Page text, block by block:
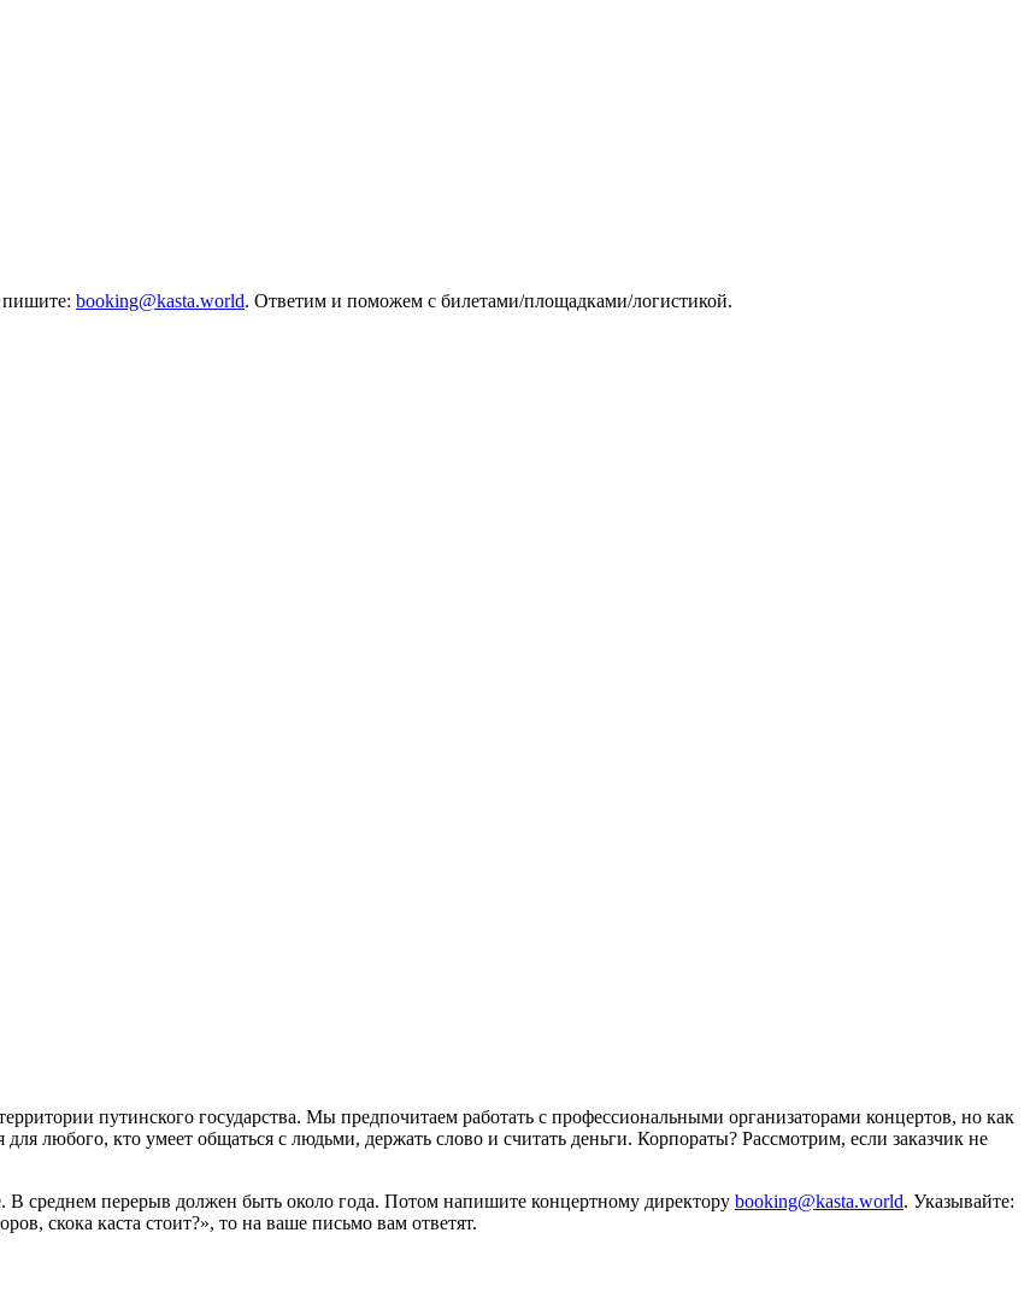
пишите: booking@kasta.world. Ответим и поможем с билетами/площадками/логистикой.
путинского государства. Мы предпочитаем работать с профессиональными организаторами концертов, но как
любого, кто умеет общаться с людьми, держать слово и считать деньги. Корпораты? Рассмотрим, если заказчик не
среднем перерыв должен быть около года. Потом напишите концертному директору booking@kasta.world. Указывайте:
скока каста стоит?», то на ваше письмо вам ответят.